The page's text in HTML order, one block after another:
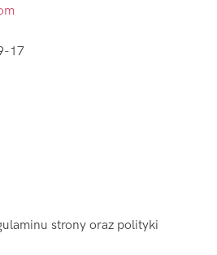
17
strony oraz polityki